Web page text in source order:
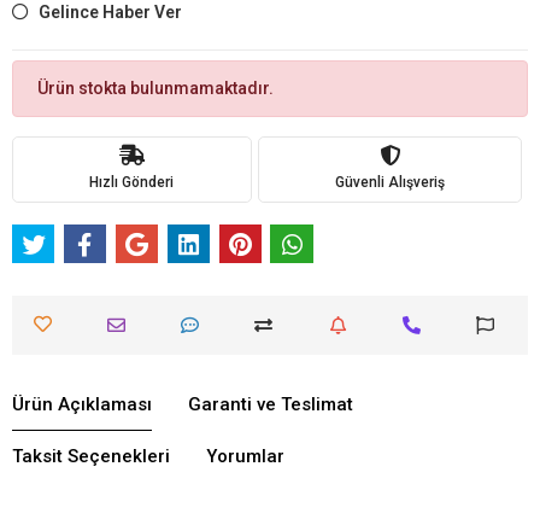
Gelince Haber Ver
Ürün stokta bulunmamaktadır.
Hızlı Gönderi Güvenli Alışveriş
Ürün Açıklaması Garanti ve Teslimat
Taksit Seçenekleri Yorumlar